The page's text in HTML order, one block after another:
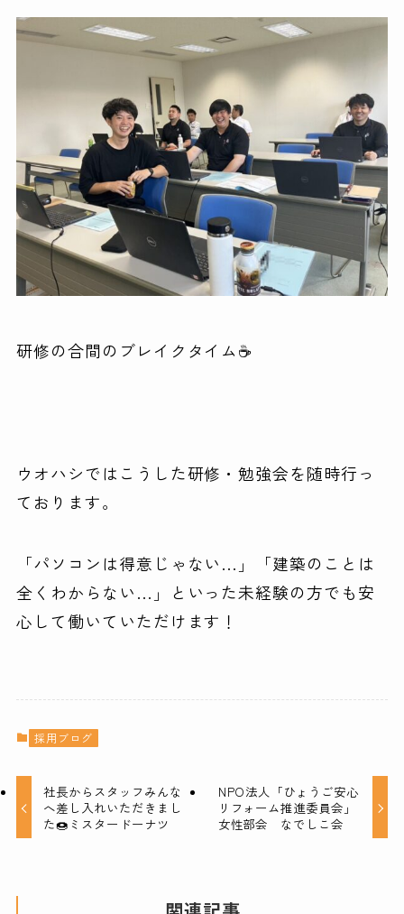
研修の合間のブレイクタイム☕
ウオハシではこうした研修・勉強会を随時行っ
ております。
「パソコンは得意じゃない…」「建築のことは
全くわからない…」といった未経験の方でも安
心して働いていただけます！
採用ブログ
社長からスタッフみんな
へ差し入れいただきまし
た🍩ミスタードーナツ
NPO法人「ひょうご安心
リフォーム推進委員会」
女性部会 なでしこ会